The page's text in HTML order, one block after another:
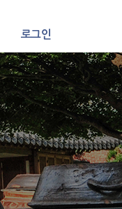
로그인